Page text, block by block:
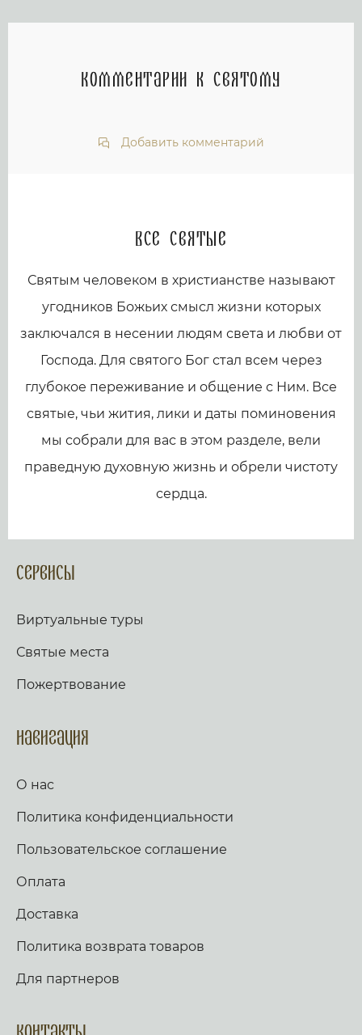
Комментарии к святому
Добавить комментарий
Все святые
Святым человеком в христианстве называют
угодников Божьих смысл жизни которых
заключался в несении людям света и любви от
Господа. Для святого Бог стал всем через
глубокое переживание и общение с Ним. Все
святые, чьи жития, лики и даты поминовения
мы собрали для вас в этом разделе, вели
праведную духовную жизнь и обрели чистоту
сердца.
Сервисы
Виртуальные туры
Святые места
Пожертвование
Навигация
О нас
Политика конфиденциальности
Пользовательское соглашение
Оплата
Доставка
Политика возврата товаров
Для партнеров